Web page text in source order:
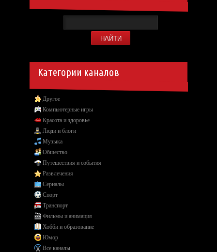
Категории каналов
Другое
Компьютерные игры
Красота и здоровье
Люди и блоги
Музыка
Общество
Путешествия и события
Развлечения
Сериалы
Спорт
Транспорт
Фильмы и анимация
Хобби и образование
Юмор
Все каналы